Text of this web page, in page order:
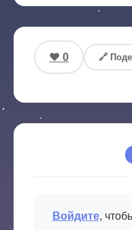
❤️ 0 🔗
Войдите,